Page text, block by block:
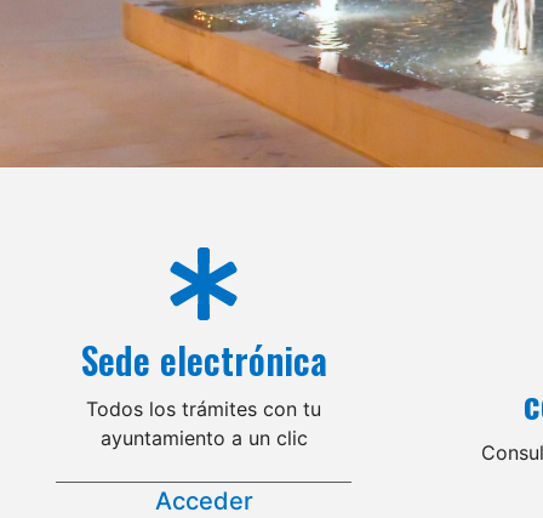
Sede electrónica
Todos los trámites con tu
ayuntamiento a un clic
Acceder